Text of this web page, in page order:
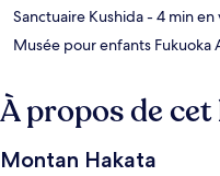
Sanctuaire Kushida- 4 min en
Musée pour enfants Fukuoka
À propos de
Montan Hakata